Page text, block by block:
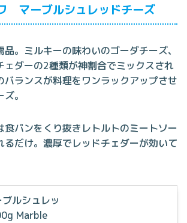
マーブルシュレッドチーズ
。ミルキーの味わいのゴーダチーズ、
ェダーの2種類が神割合でミックスされ
バランスが料理をワンラックアップさせ
。
食パンをくり抜きレトルトのミートソー
るだけ。濃厚でレッドチェダーが効いて
ルシュレッ
Marble